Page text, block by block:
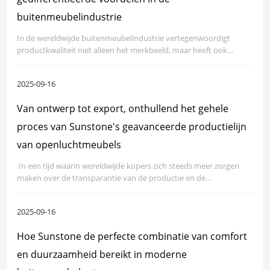
buitenmeubelindustrie
In de wereldwijde buitenmeubelindustrie vertegenwoordigt
productkwaliteit niet alleen het merkbeeld, maar heeft ook
Sunstone Holding Limited altijd "kwaliteit eerst" beschouwd als de
2025-09-16
Van ontwerp tot export, onthullend het gehele
proces van Sunstone's geavanceerde productielijn
van openluchtmeubels
​ In een tijd waarin wereldwijde kopers zich steeds meer zorgen
maken over de transparantie van de productie en de
in de markt.
2025-09-16
Hoe Sunstone de perfecte combinatie van comfort
en duurzaamheid bereikt in moderne